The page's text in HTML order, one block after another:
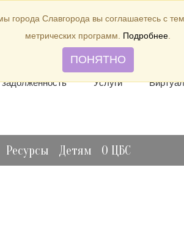
Отзывы и предложения
Услуги
Ресурсы Детям О ЦБС
города Славгорода вы соглашаетесь с
метрических программ. Подробнее
ПОНЯТНО